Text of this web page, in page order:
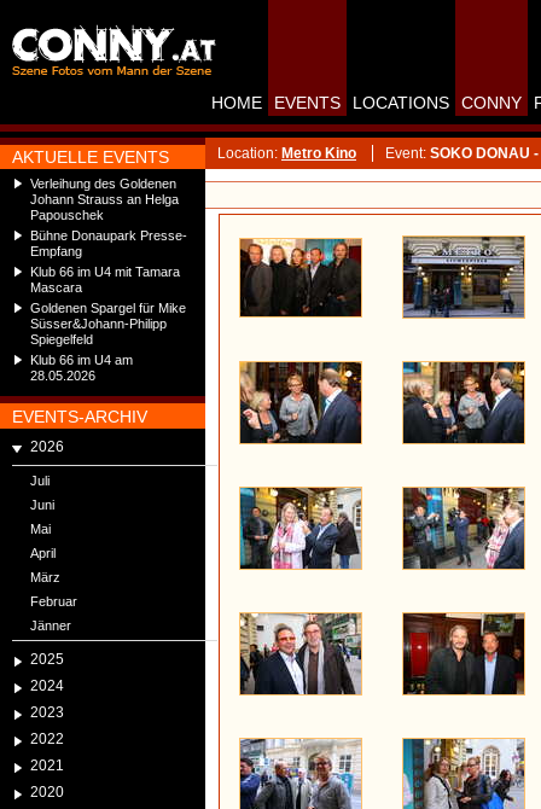
AKTUELLE EVENTS
Verleihung des Goldenen
Johann Strauss an Helga
Papouschek
Bühne Donaupark Presse-
Empfang
Klub 66 im U4 mit Tamara
Mascara
Goldenen Spargel für Mike
Süsser&Johann-Philipp
Spiegelfeld
Klub 66 im U4 am
28.05.2026
EVENTS-ARCHIV
2026
Juli
Juni
Mai
April
März
Februar
Jänner
2025
2024
2023
2022
2021
2020
HOME EVENTS LOCATIONS CONNY
Location: Metro Kino Event: SOKO DONAU